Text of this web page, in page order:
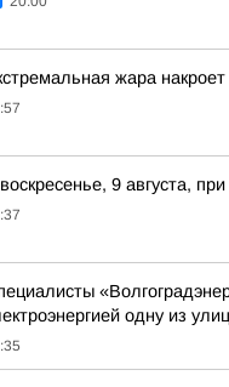
жара
9 августа,
одну из